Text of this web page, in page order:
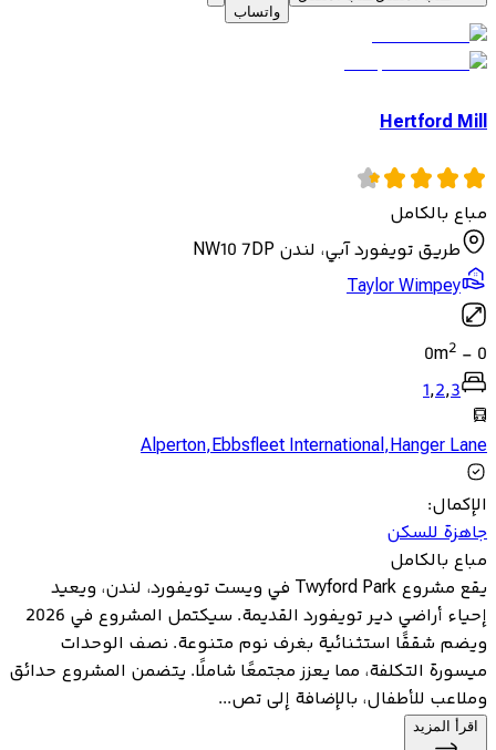
واتساب
Hertford Mill
مباع بالكامل
طريق تويفورد آبي، لندن NW10 7DP
Taylor Wimpey
0
-
0m2
1,2,3
Alperton,Ebbsfleet International,Hanger Lane
الإكمال:
جاهزة للسكن
مباع بالكامل
يقع مشروع Twyford Park في ويست تويفورد، لندن، ويعيد
إحياء أراضي دير تويفورد القديمة. سيكتمل المشروع في 2026
ويضم شققًا استثنائية بغرف نوم متنوعة. نصف الوحدات
ميسورة التكلفة، مما يعزز مجتمعًا شاملًا. يتضمن المشروع حدائق
وملاعب للأطفال، بالإضافة إلى تص...
اقرأ المزيد